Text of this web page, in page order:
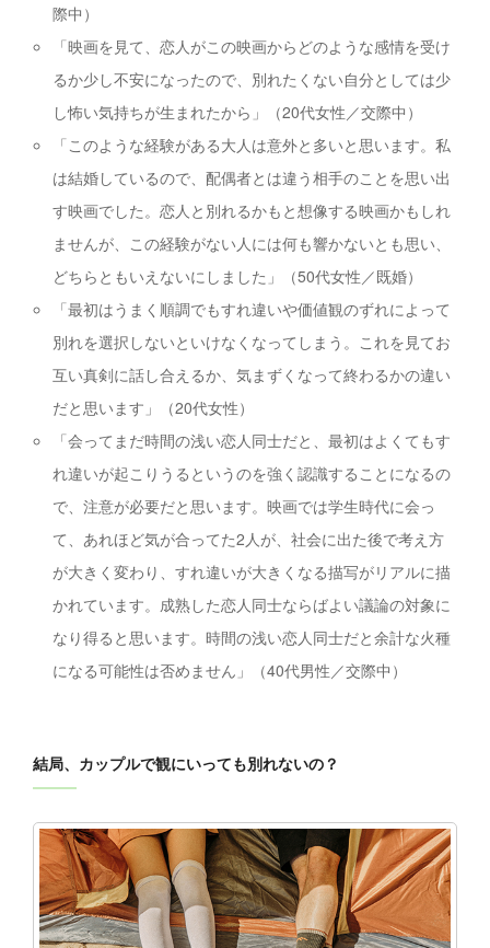
際中）
「映画を見て、恋人がこの映画からどのような感情を受け
るか少し不安になったので、別れたくない自分としては少
し怖い気持ちが生まれたから」（20代女性／交際中）
「このような経験がある大人は意外と多いと思います。私
は結婚しているので、配偶者とは違う相手のことを思い出
す映画でした。恋人と別れるかもと想像する映画かもしれ
ませんが、この経験がない人には何も響かないとも思い、
どちらともいえないにしました」（50代女性／既婚）
「最初はうまく順調でもすれ違いや価値観のずれによって
別れを選択しないといけなくなってしまう。これを見てお
互い真剣に話し合えるか、気まずくなって終わるかの違い
だと思います」（20代女性）
「会ってまだ時間の浅い恋人同士だと、最初はよくてもす
れ違いが起こりうるというのを強く認識することになるの
で、注意が必要だと思います。映画では学生時代に会っ
て、あれほど気が合ってた2人が、社会に出た後で考え方
が大きく変わり、すれ違いが大きくなる描写がリアルに描
かれています。成熟した恋人同士ならばよい議論の対象に
なり得ると思います。時間の浅い恋人同士だと余計な火種
になる可能性は否めません」（40代男性／交際中）
結局、カップルで観にいっても別れないの？